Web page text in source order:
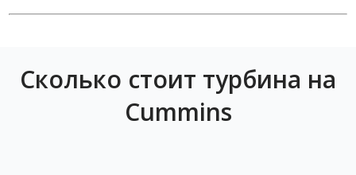
Сколько стоит турбина на
Cummins